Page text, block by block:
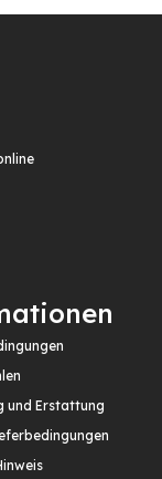
und Erstattung